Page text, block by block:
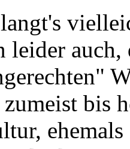
leider
bis